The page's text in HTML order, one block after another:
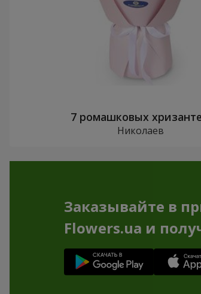
7 ромашковых
Николаев
Заказывайте в
Flowers.ua и